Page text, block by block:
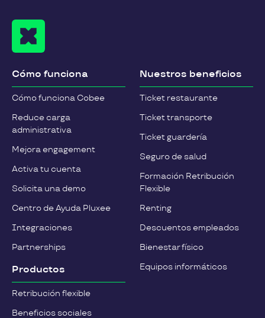
Cómo funciona
Cómo funciona Cobee
Reduce carga
administrativa
Mejora engagement
Activa tu cuenta
Solicita una demo
Centro de Ayuda Pluxee
Integraciones
Partnerships
Productos
Retribución flexible
Beneficios sociales
Nuestros beneficios
Ticket restaurante
Ticket transporte
Ticket guardería
Seguro de salud
Formación Retribución
Flexible
Renting
Descuentos empleados
Bienestar físico
Equipos informáticos